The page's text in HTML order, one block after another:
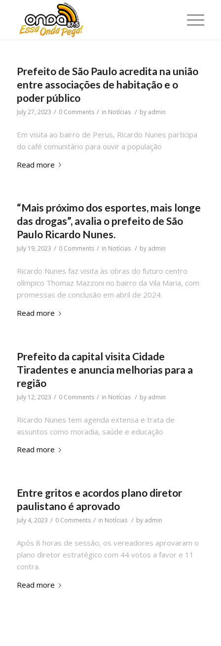
Prefeito de São Paulo acredita na união
entre associações de habitação e o
poder público
July 27, 2023 / 0 Comments / in Notícias / by admin
Em visita ao bairro de Perus, Ricardo Nunes participa
do café comunitário para ouvir a população
Read more
“Mais próximo dos esportes, mais longe
das drogas”, avalia o prefeito de São
Paulo Ricardo Nunes.
July 19, 2023 / 0 Comments / in Notícias / by admin
Ricardo Nunes faz visita às obras do futuro centro
olímpico Thomaz Mazzoni no bairro da Vila Maria, com
promessas de conclusão em abril de 2024.
Read more
Prefeito da capital visita Cidade
Tiradentes e anuncia melhorias para a
região
July 12, 2023 / 0 Comments / in Notícias / by admin
Ricardo Nunes tem agenda extensa e trata de
assuntos como moradia, saúde e educação
Read more
Entre gritos e acordos plano diretor
paulistano é aprovado
July 4, 2023 / 0 Comments / in Notícias / by admin
Após 8 horas de sessão, os vereadores aprovaram o
plano diretor estratégico com 44 votos a favor e 11
contra.
Read more